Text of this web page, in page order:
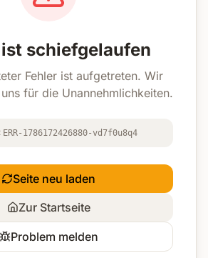
schiefgelaufen
Fehler ist aufgetreten. Wir
für die Unannehmlichkeiten.
ERR-1786172426880-vd7f0u8q4
Seite neu laden
Zur Startseite
Problem melden